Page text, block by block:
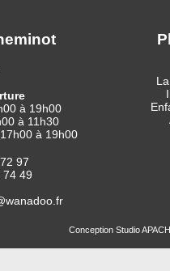
à 19h00
à 11h30
à 19h00
97
74 49
ConceptionStudio